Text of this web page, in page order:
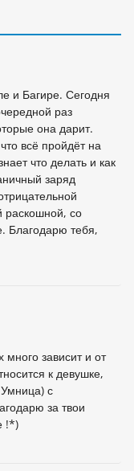
и Багире. Сегодня
раз
она дарит.
всё пройдёт на
что делать и как
заряд
раскошной, со
Благодарю тебя,
зависит и от
к девушке,
с
за твои
!*)